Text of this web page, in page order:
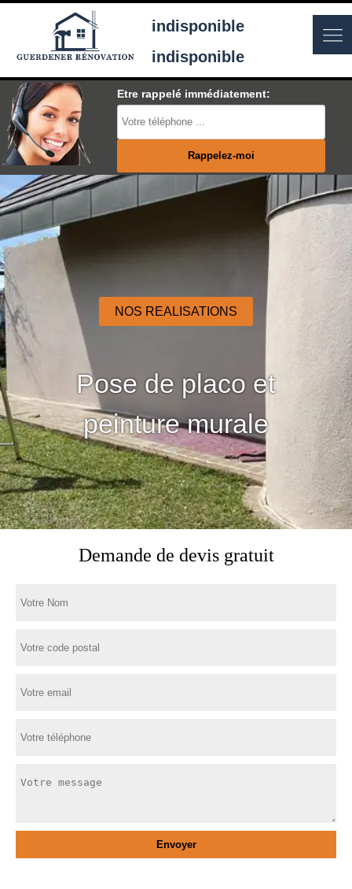
indisponible
indisponible
Etre rappelé immédiatement:
NOS REALISATIONS
Pose de placo et
peinture murale
Demande de devis gratuit